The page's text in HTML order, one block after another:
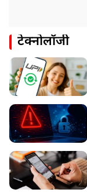
टेक्नोलॉजी